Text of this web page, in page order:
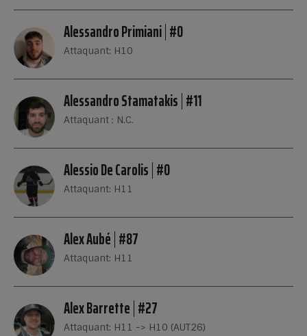
Alessandro Primiani #0
Attaquant: H10
Alessandro Stamatakis #11
Attaquant : N.C.
Alessio De Carolis #0
Attaquant: H11
Alex Aubé #87
Attaquant: H11
Alex Barrette #27
Attaquant: H11 -> H10 (AUT26)